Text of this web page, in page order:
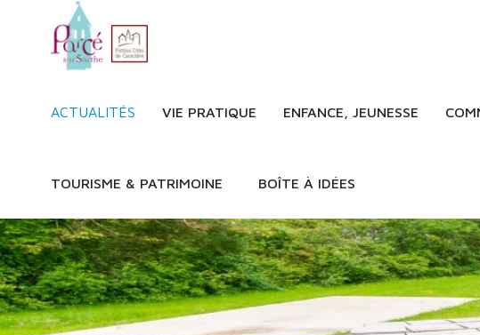
ACTUALITÉS VIE PRATIQUE ENFANCE, JEUNESSE
TOURISME & PATRIMOINE BOÎTE À IDÉES